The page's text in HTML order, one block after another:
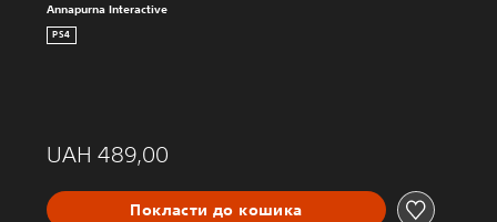
Annapurna Interactive
PS4
UAH 489,00
Покласти до кошика